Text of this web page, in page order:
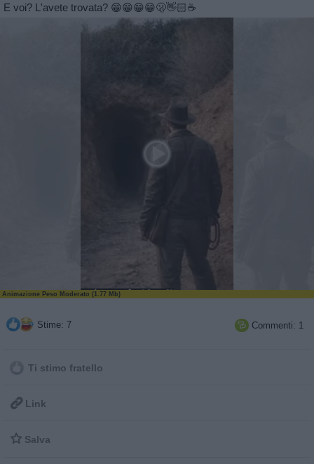
E voi? L'avete trovata? 😁😁😁😁🫢👋🏻☕
Animazione Peso Moderato (1.77 Mb)
Stime: 7  Commenti: 1
Ti stimo fratello
 Link
 Salva